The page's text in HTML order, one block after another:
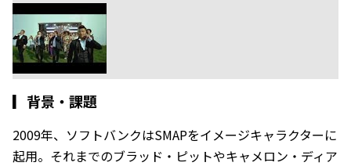
▎ 背景・課題
2009年、ソフトバンクはSMAPをイメージキャラクターに
起用。それまでのブラッド・ピットやキャメロン・ディア